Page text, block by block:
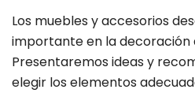
Los muebles y accesorios
importante en la decoración
Presentaremos ideas y
elegir los elementos